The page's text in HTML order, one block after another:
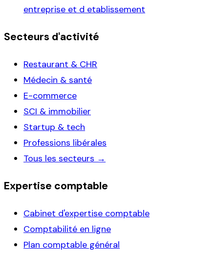
entreprise et d etablissement
Secteurs d'activité
Restaurant & CHR
Médecin & santé
E-commerce
SCI & immobilier
Startup & tech
Professions libérales
Tous les secteurs →
Expertise comptable
Cabinet d'expertise comptable
Comptabilité en ligne
Plan comptable général